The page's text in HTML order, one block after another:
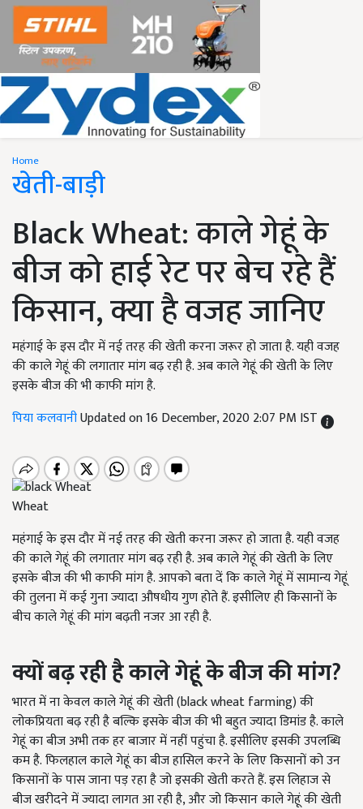
Home
खेती-बाड़ी
Black Wheat: काले गेहूं के
बीज को हाई रेट पर बेच रहे हैं
किसान, क्या है वजह जानिए
महंगाई के इस दौर में नई तरह की खेती करना जरूर हो जाता है. यही वजह
की काले गेहूं की लगातार मांग बढ़ रही है. अब काले गेहूं की खेती के लिए
इसके बीज की भी काफी मांग है.
पिया कलवानीUpdated on 16 December, 2020 2:07 PM IST
Wheat
महंगाई के इस दौर में नई तरह की खेती करना जरूर हो जाता है. यही वजह
की काले गेहूं की लगातार मांग बढ़ रही है. अब काले गेहूं की खेती के लिए
इसके बीज की भी काफी मांग है. आपको बता दें कि काले गेहूं में सामान्य गेहूं
की तुलना में कई गुना ज्यादा औषधीय गुण होते हैं. इसीलिए ही किसानों के
बीच काले गेहूं की मांग बढ़ती नजर आ रही है.
क्यों बढ़ रही है काले गेहूं के बीज की मांग?
भारत में ना केवल काले गेहूं की खेती (black wheat farming)की
लोकप्रियता बढ़ रही है बल्कि इसके बीज की भी बहुत ज्यादा डिमांड है. काले
गेहूं का बीज अभी तक हर बाजार में नहीं पहुंचा है. इसीलिए इसकी उपलब्धि
कम है.फिलहाल काले गेहूं का बीज हासिल करने के लिए किसानों को उन
किसानों के पास जाना पड़ रहा है जो इसकी खेती करते हैं. इस लिहाज से
बीज खरीदने में ज्यादा लागत आ रही है, और जो किसान काले गेहूं की खेती